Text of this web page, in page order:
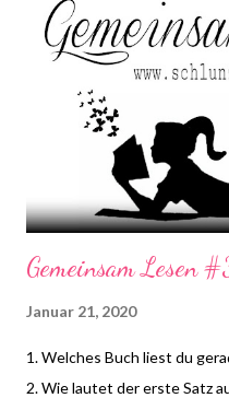
Gemeinsam-Lesen Logo!
Blog ist erlaubt, das Logo
nicht verändert werden.
Gemeinsam Lesen
Januar 21, 2020
1. Welches Buch liest du
2. Wie lautet der erste Satz